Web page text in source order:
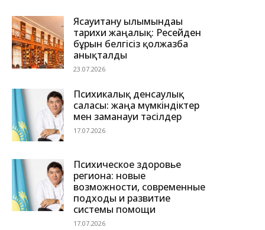
Ясауитану ғылымындағы
тарихи жаңалық: Ресейден
бұрын белгісіз қолжазба
анықталды
23.07.2026
Психикалық денсаулық
саласы: жаңа мүмкіндіктер
мен заманауи тәсілдер
17.07.2026
Психическое здоровье
региона: новые
возможности, современные
подходы и развитие
системы помощи
17.07.2026